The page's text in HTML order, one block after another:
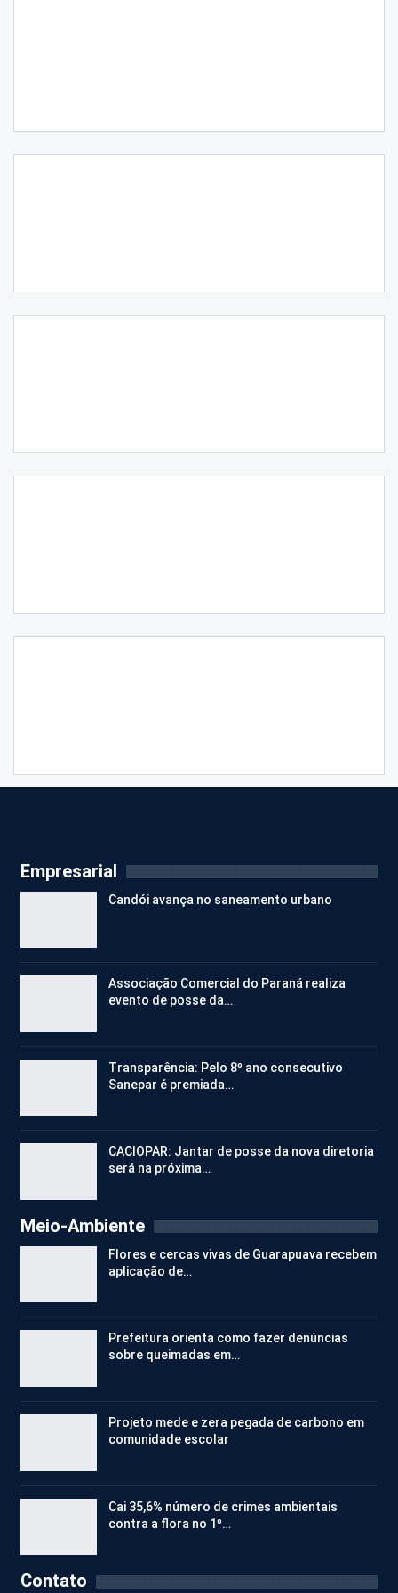
Empresarial
Candói avança no saneamento urbano
Associação Comercial do Paraná realiza
evento de posse da…
Transparência: Pelo 8º ano consecutivo
Sanepar é premiada…
CACIOPAR: Jantar de posse da nova diretoria
será na próxima…
Meio-Ambiente
Flores e cercas vivas de Guarapuava recebem
aplicação de…
Prefeitura orienta como fazer denúncias
sobre queimadas em…
Projeto mede e zera pegada de carbono em
comunidade escolar
Cai 35,6% número de crimes ambientais
contra a flora no 1º…
Contato